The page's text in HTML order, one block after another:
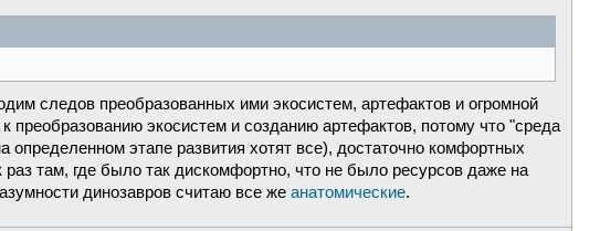
следов преобразованных ими экосистем, артефактов и огромной
преобразованию экосистем и созданию артефактов, потому что "среда
определенном этапе развития хотят все), достаточно комфортных
там, где было так дискомфортно, что не было ресурсов даже на
динозавров считаю все же анатомические.